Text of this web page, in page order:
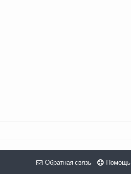
Обратная связь Помощь